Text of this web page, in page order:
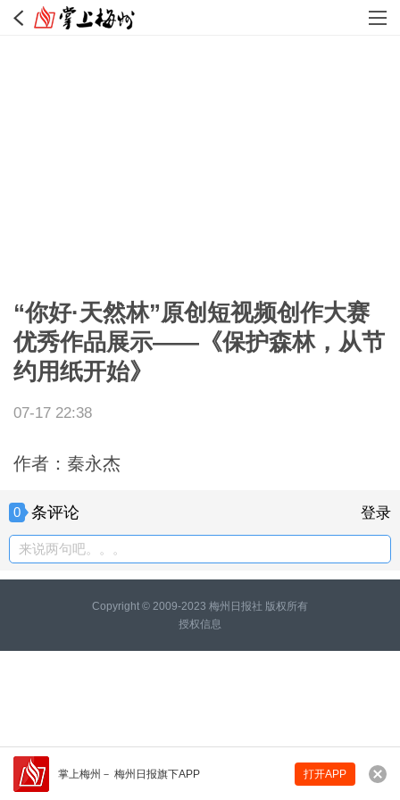
掌上梅州 － 梅州日报旗下APP 打开APP
“你好·天然林”原创短视频创作大赛
优秀作品展示——《保护森林，从节
约用纸开始》
07-17 22:38
作者：秦永杰
0 条评论 登录
来说两句吧。。。
来说两句吧...
Copyright © 2009-2023 梅州日报社 版权所有
授权信息